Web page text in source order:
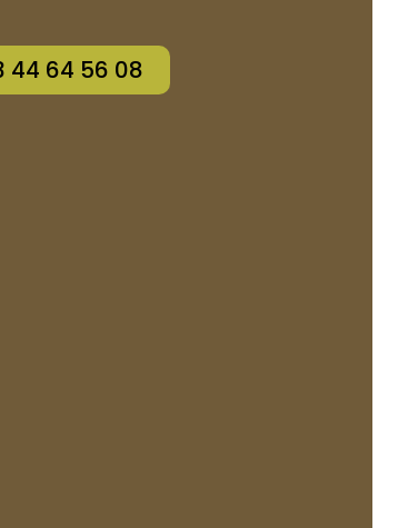
44 64 56 08